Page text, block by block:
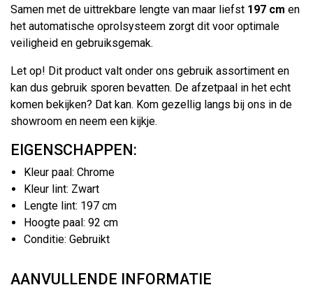
Samen met de uittrekbare lengte van maar liefst 197 cm en
het automatische oprolsysteem zorgt dit voor optimale
veiligheid en gebruiksgemak.
Let op! Dit product valt onder ons gebruik assortiment en
kan dus gebruik sporen bevatten. De afzetpaal in het echt
komen bekijken? Dat kan. Kom gezellig langs bij ons in de
showroom en neem een kijkje.
EIGENSCHAPPEN:
Kleur paal: Chrome
Kleur lint: Zwart
Lengte lint: 197 cm
Hoogte paal: 92 cm
Conditie: Gebruikt
AANVULLENDE INFORMATIE